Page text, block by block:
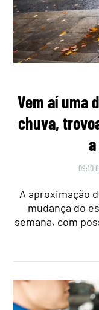
Vem aí uma
chuva,
09:10
A aproximação
mudança do
semana, com